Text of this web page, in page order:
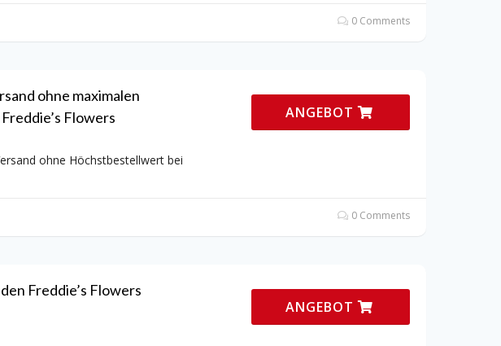
0 Comments
ohne maximalen
Flowers
ohne Höchstbestellwert bei
ANGEBOT
0 Comments
Freddie’s Flowers
ANGEBOT